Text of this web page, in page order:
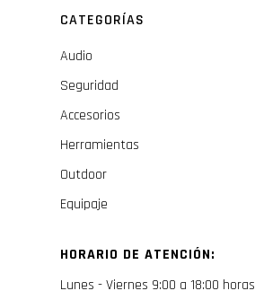
CATEGORÍAS
Audio
Seguridad
Accesorios
Herramientas
Outdoor
Equipaje
HORARIO DE ATENCIÓN:
Lunes - Viernes 9:00 a 18:00 horas